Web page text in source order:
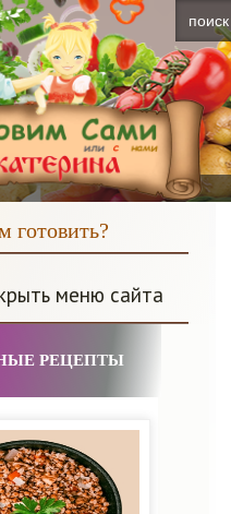
готовить?
меню сайта
РЕЦЕПТЫ